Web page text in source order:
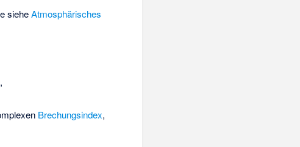
sieheAtmosphärisches
Brechungsindex,